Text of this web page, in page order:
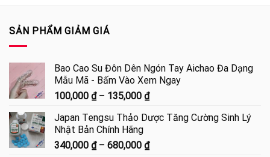
SẢN PHẨM GIẢM GIÁ
Bao Cao Su Đôn Dên Ngón Tay Aichao Đa Dạng
Mẫu Mã - Bấm Vào Xem Ngay
100,000 ₫ – 135,000 ₫Khoảng
từ
đến
Japan Tengsu Thảo Dược Tăng Cường Sinh Lý
Nhật Bản Chính Hãng
340,000 ₫ – 680,000 ₫Khoảng